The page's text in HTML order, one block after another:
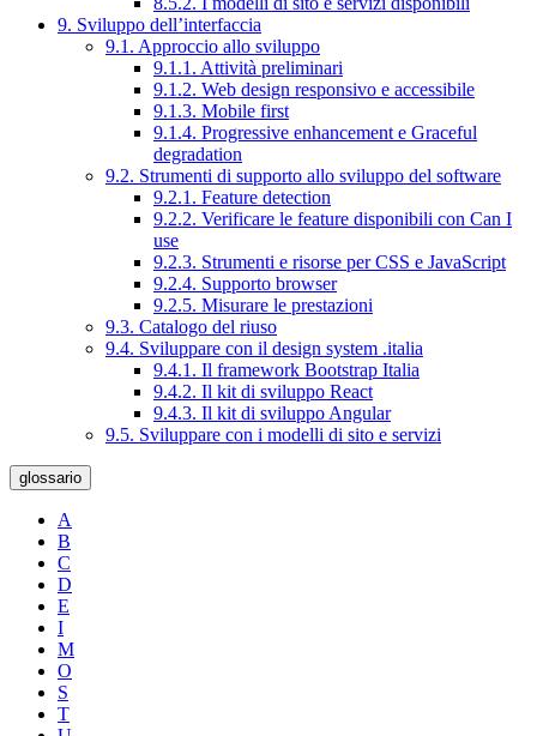
9. Sviluppo dell’interfaccia
9.1. Approccio allo sviluppo
9.1.1. Attività preliminari
9.1.2. Web design responsivo e accessibile
9.1.3. Mobile first
9.1.4. Progressive enhancement e Graceful
degradation
9.2. Strumenti di supporto allo sviluppo del software
9.2.1. Feature detection
9.2.2. Verificare le feature disponibili con Can I
use
9.2.3. Strumenti e risorse per CSS e JavaScript
9.2.4. Supporto browser
9.2.5. Misurare le prestazioni
9.3. Catalogo del riuso
9.4. Sviluppare con il design system .italia
9.4.1. Il framework Bootstrap Italia
9.4.2. Il kit di sviluppo React
9.4.3. Il kit di sviluppo Angular
9.5. Sviluppare con i modelli di sito e servizi
glossario
A
B
C
D
E
I
M
O
S
T